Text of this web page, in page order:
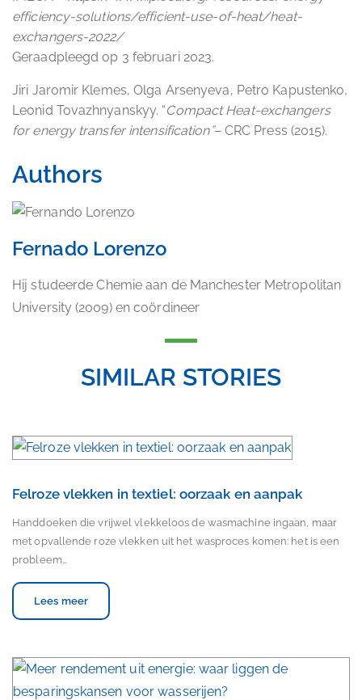
efficiency-solutions/efficient-use-of-heat/heat-
exchangers-2022/
Geraadpleegd op 3 februari 2023.
Jiri Jaromir Klemes, Olga Arsenyeva, Petro Kapustenko,
Leonid Tovazhnyanskyy. “Compact Heat-exchangers
for energy transfer intensification”– CRC Press (2015).
Authors
Fernado Lorenzo
Hij studeerde Chemie aan de Manchester Metropolitan
University (2009) en coördineer
SIMILAR STORIES
Felroze vlekken in textiel: oorzaak en aanpak
Handdoeken die vrijwel vlekkeloos de wasmachine ingaan, maar
met opvallende roze vlekken uit het wasproces komen: het is een
probleem…
Lees meer